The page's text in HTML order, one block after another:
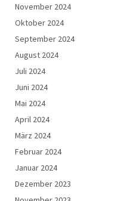
November 2024
Oktober 2024
September 2024
August 2024
Juli 2024
Juni 2024
Mai 2024
April 2024
März 2024
Februar 2024
Januar 2024
Dezember 2023